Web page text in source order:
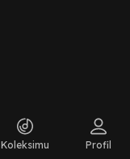
Koleksimu Profil